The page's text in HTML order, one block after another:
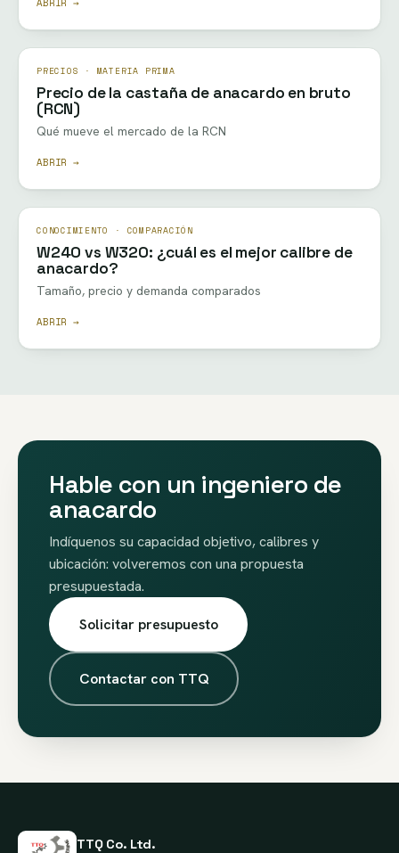
PRECIOS · MATERIA PRIMA
Precio de la castaña de anacardo en bruto
(RCN)
Qué mueve el mercado de la RCN
ABRIR →
CONOCIMIENTO · COMPARACIÓN
W240 vs W320: ¿cuál es el mejor calibre de
anacardo?
Tamaño, precio y demanda comparados
ABRIR →
Hable con un ingeniero de
anacardo
Indíquenos su capacidad objetivo, calibres y
ubicación: volveremos con una propuesta
presupuestada.
Solicitar presupuesto
Contactar con TTQ
TTQ Co. Ltd.